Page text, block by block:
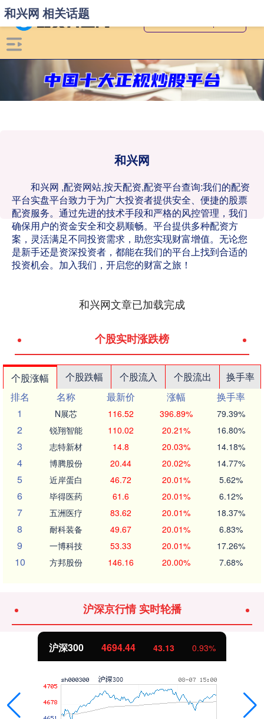
和兴网
和兴网 ,配资网站,按天配资,配资平台查询:我们的配资
平台实盘平台致力于为广大投资者提供安全、便捷的股票
配资服务。通过先进的技术手段和严格的风控管理，我们
确保用户的资金安全和交易顺畅。平台提供多种配资方
案，灵活满足不同投资需求，助您实现财富增值。无论您
是新手还是资深投资者，都能在我们的平台上找到合适的
投资机会。加入我们，开启您的财富之旅！
和兴网 相关话题
和兴网文章已加载完成
个股实时涨跌榜
个股涨幅 个股跌幅 个股流入 个股流出
换手率
排名
名称 最新价 涨幅
换手率
1
N展芯 116.52 396.89% 79.39%
2 锐翔智能 110.02 20.21% 16.80%
3 志特新材 14.8 20.03% 14.18%
4 博腾股份 20.44 20.02% 14.77%
5 近岸蛋白 46.72 20.01% 5.62%
6 毕得医药 61.6 20.01% 6.12%
7 五洲医疗 83.62 20.01% 18.37%
8 耐科装备 49.67 20.01% 6.83%
9 一博科技 53.33 20.01% 17.26%
10 方邦股份 146.16 20.00% 7.68%
沪深京行情 实时轮播
沪深300 4694.44 43.13 0.93%